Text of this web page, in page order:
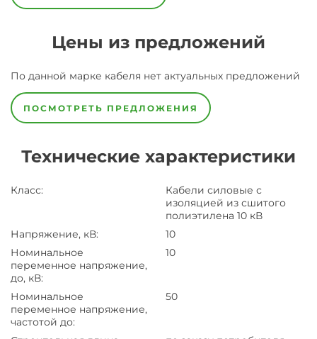
Цены из предложений
По данной марке кабеля нет актуальных предложений
ПОСМОТРЕТЬ ПРЕДЛОЖЕНИЯ
Технические характеристики
Класс:
Кабели силовые с
изоляцией из сшитого
полиэтилена 10 кВ
Напряжение, кВ:
10
Номинальное
переменное напряжение,
до, кВ:
10
Номинальное
переменное напряжение,
частотой до:
50